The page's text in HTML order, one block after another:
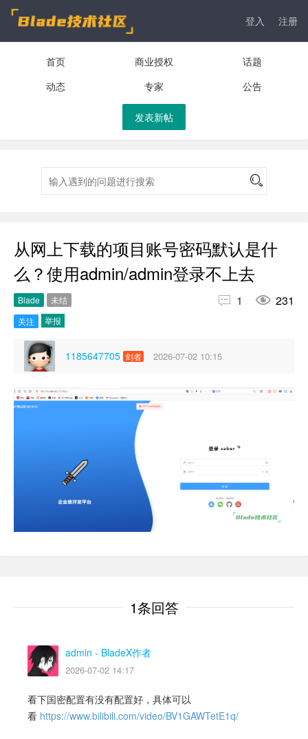
登入 注册
首页 商业授权
话题
动态
专家 公告
发表新帖
从网上下载的项目账号密码默认是什
么？使用admin/admin登录不上去
Blade
未结
关注
举报
 1  231
1185647705 剑者 2026-07-02 10:15
1条回答
admin - BladeX作者
2026-07-02 14:17
看下国密配置有没有配置好，具体可以
看 https://www.bilibili.com/video/BV1GAWTetE1q/